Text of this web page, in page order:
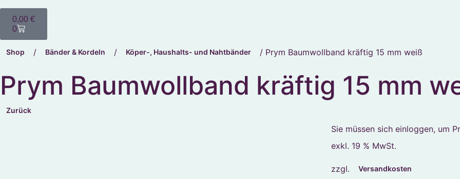
0,00 €
0
Shop / Bänder & Kordeln / Köper-, Haushalts- und Nahtbänder / Prym Baumwollband kräftig 15 mm weiß
Prym Baumwollband kräftig 15 mm
Zurück
Sie müssen sich einloggen, um
exkl. 19 % MwSt.
zzgl. Versandkosten